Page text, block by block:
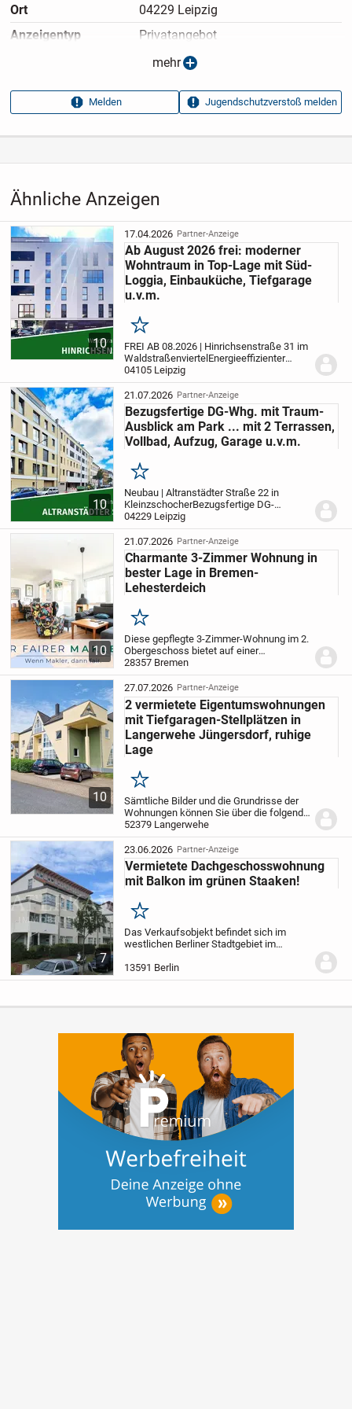
Gesamtprovision in Höhe von 2,38 % inkl. gesetzlicher
Mehrwertsteuer (19 %) hälftig. Sie als Käufer zahlen somit
1,19 % inkl. gesetzlicher Mehrwertsteuer (19 %) vom
Ähnliche Anzeigen
10
17.04.2026 Partner-Anzeige
Ab August 2026 frei: moderner
Wohntraum in Top-Lage mit Süd-
Loggia, Einbauküche, Tiefgarage
u.v.m.
Merken
FREI AB 08.2026 | Hinrichsenstraße 31 im
Waldstraßenviertel Energieeffizienter
Neubau nahe City, Arena und Park.
Traumlage im Waldstraßenviertel,
exklusive Ausstattung, einzigartige
Architektu...
04105 Leipzig
10
21.07.2026 Partner-Anzeige
Bezugsfertige DG-Whg. mit Traum-
Ausblick am Park ... mit 2 Terrassen,
Vollbad, Aufzug, Garage u.v.m.
Merken
Neubau | Altranstädter Straße 22 in
KleinzschocherBezugsfertige DG-
Wohnung am grünenden Volkspark
Kleinzschocher.Der kleine, nun
bezugsfertige Neubau im lebendigen
Kleinzschocher liegt direkt am...
04229 Leipzig
10
21.07.2026 Partner-Anzeige
Charmante 3-Zimmer Wohnung in
bester Lage in Bremen-
Lehesterdeich
Merken
Diese gepflegte 3-Zimmer-Wohnung im 2.
Obergeschoss bietet auf einer
Wohnfläche von ca. 73 m² eine solide
Grundlage für komfortables Wohnen.
Aktuell ist die Wohnung vermietet und
erzielt eine...
28357 Bremen
10
27.07.2026 Partner-Anzeige
2 vermietete Eigentumswohnungen
mit Tiefgaragen-Stellplätzen in
Langerwehe Jüngersdorf, ruhige
Lage
Merken
Sämtliche Bilder und die Grundrisse der
Wohnungen können Sie über die folgende
Seite einsehen und abrufen:
https://www.juergendidi.de/Langerwehe/2-
vermietete-Eigentumswohnungen-mit-
Tiefgaragen-Stellpl...
52379 Langerwehe
7
23.06.2026 Partner-Anzeige
Vermietete Dachgeschosswohnung
mit Balkon im grünen Staaken!
Merken
Das Verkaufsobjekt befindet sich im
westlichen Berliner Stadtgebiet im
ruhigen und familienfreundlichen
Wohnlage. Das Mehrfamilienhaus wurde
13591 Berlin
Ort
04229 Leipzig
Anzeigen­typ
Privatangebot
12.05.2026
Anzeigen­kennung
3881c090
Aufrufe dieser
11
mehr
Melden Jugendschutzverstoß melden